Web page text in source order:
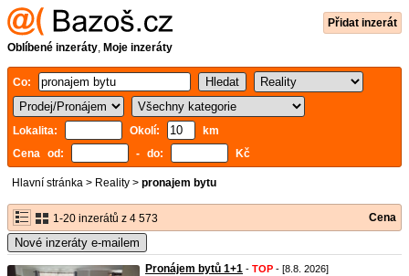
Přidat inzerát
Oblíbené inzeráty, Moje inzeráty
Co:
Lokalita: Okolí:
km
Cena od:
- do: Kč
Hlavní stránka > Reality > pronajem bytu
1-20 inzerátů z 4 573 Cena
Nové inzeráty e-mailem
Pronájem bytů 1+1 - TOP - [8.8. 2026]